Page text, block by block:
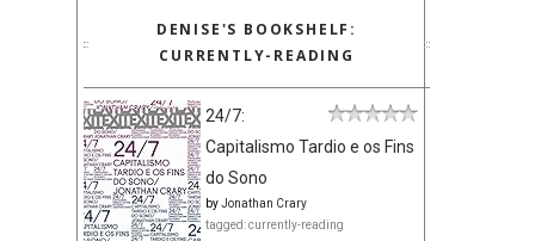
DENISE'S BOOKSHELF:
CURRENTLY-READING
24/7:
Capitalismo Tardio e os Fins
do Sono
byJonathan Crary
tagged: currently-reading